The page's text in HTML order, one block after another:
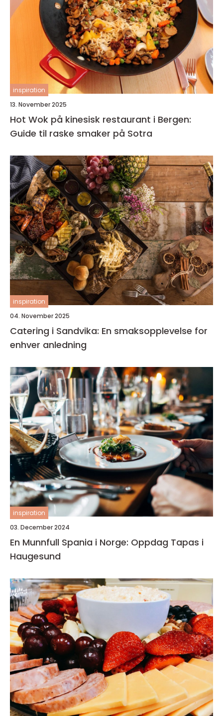
inspiration
13. November 2025
Hot Wok på kinesisk restaurant i Bergen:
Guide til raske smaker på Sotra
inspiration
04. November 2025
Catering i Sandvika: En smaksopplevelse for
enhver anledning
inspiration
03. December 2024
En Munnfull Spania i Norge: Oppdag Tapas i
Haugesund